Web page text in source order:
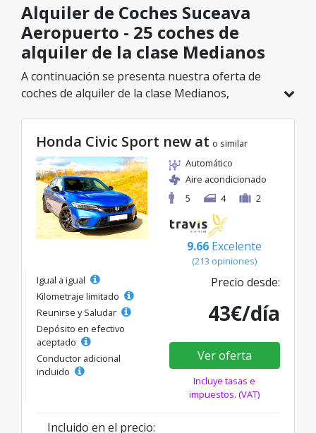
Alquiler de Coches Suceava
Aeropuerto - 25 coches de
alquiler de la clase Medianos
A continuación se presenta nuestra oferta de
coches de alquiler de la clase Medianos,
el modelo ideal de la categoría seleccionada, con
tarifas excelentes desde solo 23€/día.
Honda Civic Sport new at o similar
Automático
Aire acondicionado
5
4 2
9.66 Excelente
(213 opiniones)
Igual a igual
Kilometraje limitado
Reunirse y Saludar
Depósito en efectivo
aceptado
Conductor adicional
incluido
Precio desde:
43€/día
Ver oferta
Incluye tasas e
impuestos. (VAT)
Incluido en el precio: